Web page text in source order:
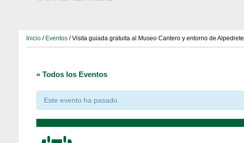
Inicio / Eventos / Visita guiada gratuita al Museo Cantero y entorno de Alpedrete
« Todos los Eventos
Este evento ha pasado.